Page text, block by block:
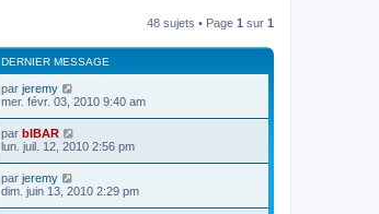
48 sujets • Page 1 sur 1
DERNIER MESSAGE
par jeremy
mer. févr. 03, 2010 9:40 am
par bIBAR
lun. juil. 12, 2010 2:56 pm
par jeremy
dim. juin 13, 2010 2:29 pm